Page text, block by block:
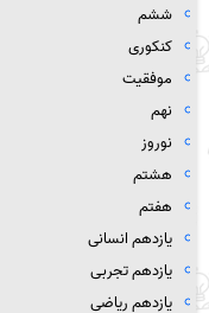
ششم
کنکوری
موفقیت
نهم
نوروز
هشتم
هفتم
یازدهم انسانی
یازدهم تجربی
یازدهم ریاضی